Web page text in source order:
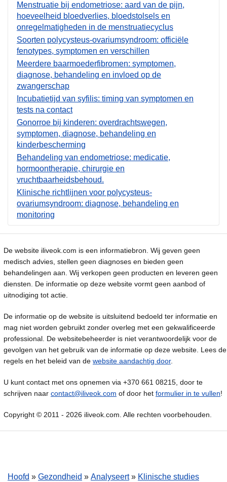
Menstruatie bij endometriose: aard van de pijn,
hoeveelheid bloedverlies, bloedstolsels en
onregelmatigheden in de menstruatiecyclus
Soorten polycysteus-ovariumsyndroom: officiële
fenotypes, symptomen en verschillen
Meerdere baarmoederfibromen: symptomen,
diagnose, behandeling en invloed op de
zwangerschap
Incubatietijd van syfilis: timing van symptomen en
tests na contact
Gonorroe bij kinderen: overdrachtswegen,
symptomen, diagnose, behandeling en
kinderbescherming
Behandeling van endometriose: medicatie,
hormoontherapie, chirurgie en
vruchtbaarheidsbehoud.
Klinische richtlijnen voor polycysteus-
ovariumsyndroom: diagnose, behandeling en
monitoring
De website iliveok.com is een informatiebron. Wij geven geen
medisch advies, stellen geen diagnoses en bieden geen
behandelingen aan. Wij verkopen geen producten en leveren geen
diensten. De informatie op deze website vormt geen aanbod of
uitnodiging tot actie.
De informatie op de website is uitsluitend bedoeld ter informatie en
mag niet worden gebruikt zonder overleg met een gekwalificeerde
professional. De websitebeheerder is niet verantwoordelijk voor de
gevolgen van het gebruik van de informatie op deze website. Lees de
regels en het beleid van de website aandachtig door.
U kunt contact met ons opnemen via +370 661 08215, door te
schrijven naar contact@iliveok.com of door het formulier in te vullen!
Copyright © 2011 - 2026 iliveok.com. Alle rechten voorbehouden.
Hoofd » Gezondheid » Analyseert» Klinische studies